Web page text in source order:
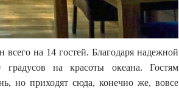
на 14 гостей. Благодаря надежной
на красоты океана. Гостям
но приходят сюда, конечно же, вовсе